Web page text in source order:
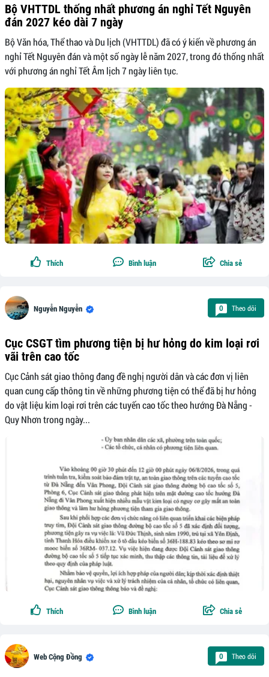
Bộ VHTTDL thống nhất phương án nghỉ Tết Nguyên
đán 2027 kéo dài 7 ngày
Bộ Văn hóa, Thể thao và Du lịch (VHTTDL) đã có ý kiến về phương án
nghỉ Tết Nguyên đán và một số ngày lễ năm 2027, trong đó thống nhất
với phương án nghỉ Tết Âm lịch 7 ngày liên tục.
Thích Bình luận Chia sẻ
Nguyễn Nguyễn 0 Theo dõi
Cục CSGT tìm phương tiện bị hư hỏng do kim loại rơi
vãi trên cao tốc
Cục Cảnh sát giao thông đang đề nghị người dân và các đơn vị liên
quan cung cấp thông tin về những phương tiện có thể đã bị hư hỏng
do vật liệu kim loại rơi trên các tuyến cao tốc theo hướng Đà Nẵng -
Quy Nhơn trong ngày...
Thích Bình luận Chia sẻ
Web Cộng Đồng 0 Theo dõi